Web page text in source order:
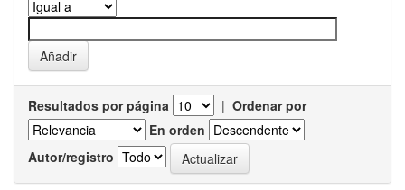
Resultados por página | Ordenar por
En orden
Autor/registro